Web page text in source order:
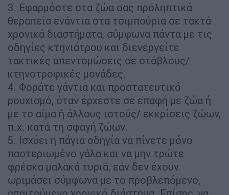
3. Εφαρμόστε στα ζώα σας προληπτικά
θεραπεία ενάντια στα τσιμπούρια σε τακτά
χρονικά διαστήματα, σύμφωνα πάντα με τις
οδηγίες κτηνιάτρου και διενεργείτε
τακτικές απεντομώσεις σε στάβλους/
κτηνοτροφικές μονάδες.
4. Φοράτε γάντια και προστατευτικό
ρουχισμό, όταν έρχεστε σε επαφή με ζώα ή
με το αίμα ή άλλους ιστούς/ εκκρίσεις ζώων,
π.χ. κατά τη σφαγή ζώων.
5. Ισχύει η πάγια οδηγία να πίνετε μόνο
παστεριωμένο γάλα και να μην τρώτε
φρέσκα μαλακά τυριά, εάν δεν έχουν
ωριμάσει σύμφωνα με το προβλεπόμενο,